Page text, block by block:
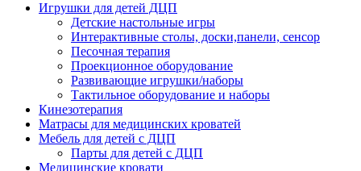
Игрушки для детей ДЦП
Детские настольные игры
Интерактивные столы, доски,панели, сенсор
Песочная терапия
Проекционное оборудование
Развивающие игрушки/наборы
Тактильное оборудование и наборы
Кинезотерапия
Матрасы для медицинских кроватей
Мебель для детей с ДЦП
Парты для детей с ДЦП
Медицинские кровати